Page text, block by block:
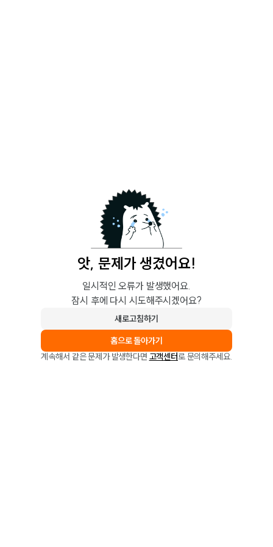
앗, 문제가 생겼어요!
일시적인 오류가 발생했어요.
잠시 후에 다시 시도해주시겠어요?
새로고침하기
홈으로 돌아가기
계속해서 같은 문제가 발생한다면 고객센터로 문의해주세요.